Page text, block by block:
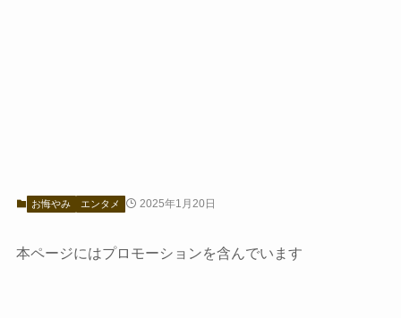
お悔やみ エンタメ 2025年1月20日
本ページにはプロモーションを含んでいます